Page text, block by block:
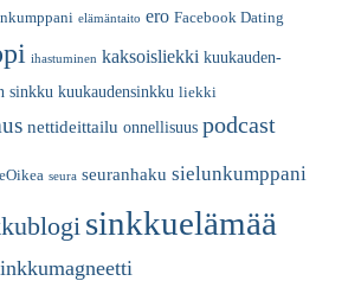
elämäntaito ero Facebook Dating
ihastuminen kaksoisliekki kuukauden-
sinkku kuukaudensinkku liekki
nettideittailu onnellisuus podcast
seura seuranhaku sielunkumppani
sinkkuelämää